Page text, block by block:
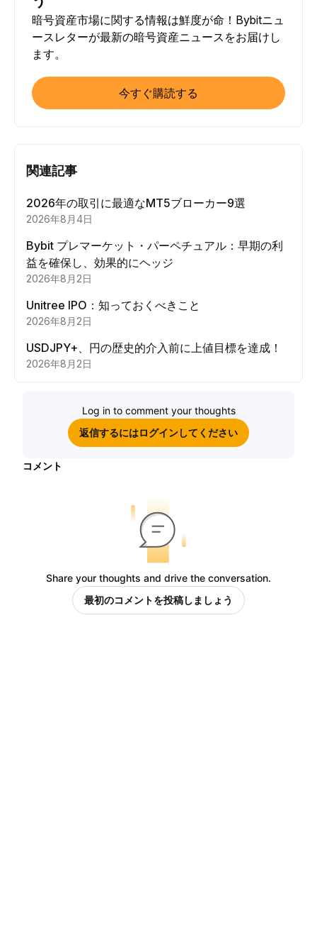
暗号資産市場に関する情報は鮮度が命！Bybitニュ
ースレターが最新の暗号資産ニュースをお届けし
ます。
今すぐ購読する
関連記事
2026年の取引に最適なMT5ブローカー9選
2026年8月4日
Bybit プレマーケット・パーペチュアル：早期の利
益を確保し、効果的にヘッジ
2026年8月2日
Unitree IPO：知っておくべきこと
2026年8月2日
USDJPY+、円の歴史的介入前に上値目標を達成！
2026年8月2日
Log in to comment your thoughts
返信するにはログインしてください
コメント
Share your thoughts and drive the conversation.
最初のコメントを投稿しましょう